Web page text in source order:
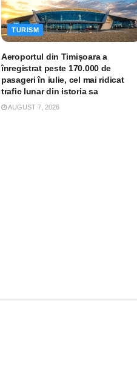
TURISM
Aeroportul din Timișoara a
înregistrat peste 170.000 de
pasageri în iulie, cel mai ridicat
trafic lunar din istoria sa
AUGUST 7, 2026